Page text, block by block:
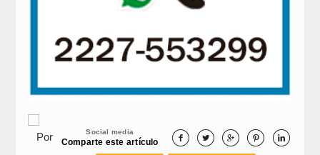
Social media
Comparte este artículo     
Por